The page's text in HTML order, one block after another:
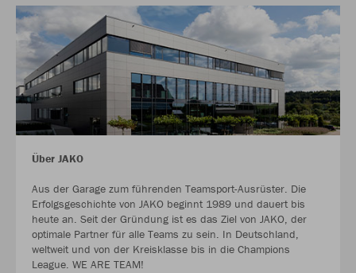
Über JAKO
Aus der Garage zum führenden Teamsport-Ausrüster. Die
Erfolgsgeschichte von JAKO beginnt 1989 und dauert bis
heute an. Seit der Gründung ist es das Ziel von JAKO, der
optimale Partner für alle Teams zu sein. In Deutschland,
weltweit und von der Kreisklasse bis in die Champions
League. WE ARE TEAM!